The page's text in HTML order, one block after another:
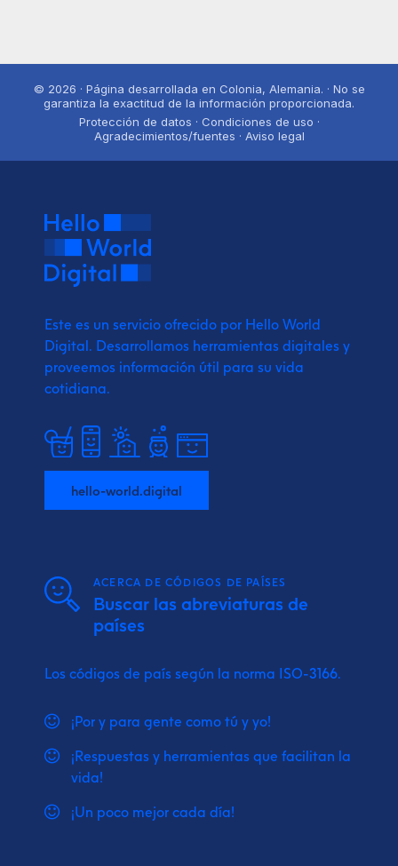
© 2026 · Página desarrollada en Colonia, Alemania. · No se
garantiza la exactitud de la información proporcionada.
Protección de datos · Condiciones de uso ·
Agradecimientos/fuentes · Aviso legal
Este es un servicio ofrecido por Hello World
Digital. Desarrollamos herramientas digitales y
proveemos información útil para su vida
cotidiana.
hello-world.digital
ACERCA DE CÓDIGOS DE PAÍSES
Buscar las abreviaturas de
países
Los códigos de país según la norma ISO-3166.
¡Por y para gente como tú y yo!
¡Respuestas y herramientas que facilitan la
vida!
¡Un poco mejor cada día!